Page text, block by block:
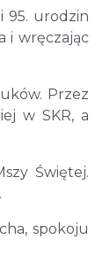
95. urodzin
i wręczając
Przez
w SKR, a
Świętej.
spokoju